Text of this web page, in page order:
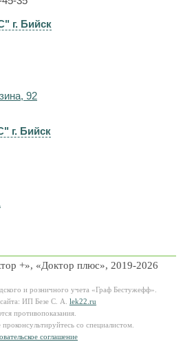
г. Бийск
92
Бийск
+», «Доктор плюс», 2019-2026
и розничного учета «Граф Бестужефф».
сайта: ИП Безе С. А. lek22.ru
противопоказания.
со специалистом.
соглашение